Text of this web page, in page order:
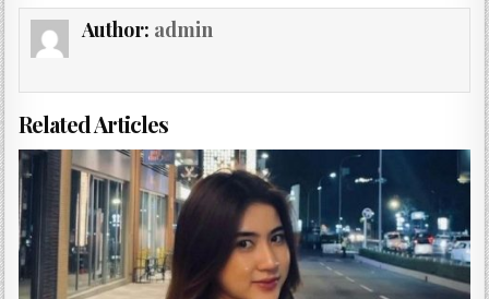
Author: admin
Related Articles